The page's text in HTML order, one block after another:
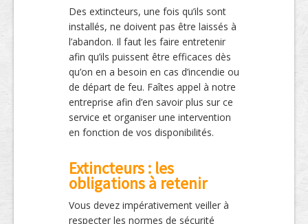
Des extincteurs, une fois qu’ils sont
installés, ne doivent pas être laissés à
l’abandon. Il faut les faire entretenir
afin qu’ils puissent être efficaces dès
qu’on en a besoin en cas d’incendie ou
de départ de feu. Faîtes appel à notre
entreprise afin d’en savoir plus sur ce
service et organiser une intervention
en fonction de vos disponibilités.
Extincteurs : les
obligations à retenir
Vous devez impérativement veiller à
respecter les normes de sécurité